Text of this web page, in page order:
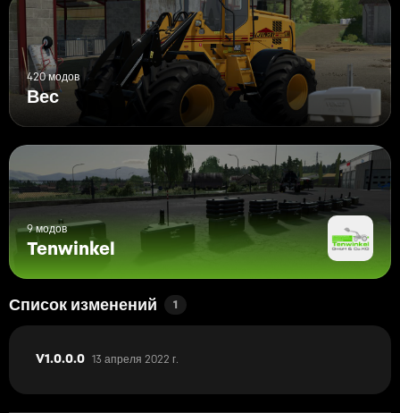
420 модов
Вес
9 модов
Tenwinkel
Список изменений 1
V1.0.0.0 13 апреля 2022 г.